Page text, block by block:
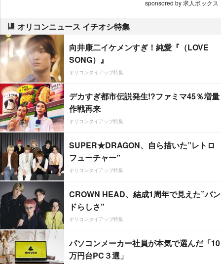
sponsored by 求人ボックス
オリコンニュース イチオシ特集
向井康二イケメンすぎ！純愛『（LOVE
SONG）』
オリコンタイアップ特集
デカすぎ都市伝説発生!?ファミマ45％増量
作戦再来
オリコンタイアップ特集
SUPER★DRAGON、自ら描いた”レトロ
フューチャー”
オリコンタイアップ特集
CROWN HEAD、結成1周年で見えた”バン
ドらしさ”
オリコンタイアップ特集
パソコンメーカー社員が本気で選んだ「10
万円台PC３選」